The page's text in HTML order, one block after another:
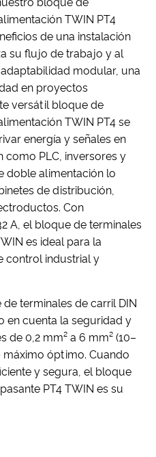
TWIN PT4
de una instalación
su flujo de trabajo y al
modular, una
en proyectos
versátil bloque de
TWIN PT4 se
energía y señales en
PLC, inversores y
doble alimentación lo
de distribución,
Con
A, el bloque de terminales
es ideal para la
control industrial y
terminales de carril DIN
en cuenta la seguridad y
de 0,2 mm² a 6 mm² (10–
máximo óptimo. Cuando
y segura, el bloque
PT4 TWIN es su